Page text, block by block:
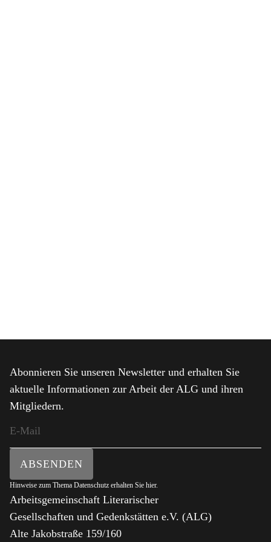
Abonnieren Sie unseren Newsletter und erhalten Sie
aktuelle Informationen zur Arbeit der ALG und ihren
Mitgliedern.
ABSENDEN
Hinweise zum Thema Datenschutz erhalten Sie hier.
Arbeitsgemeinschaft Literarischer
Gesellschaften und Gedenkstätten e.V. (ALG)
Alte Jakobstraße 159/160